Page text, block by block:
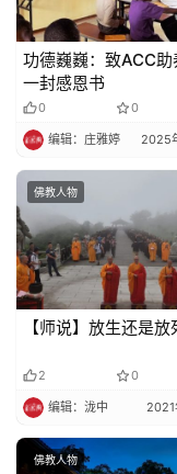
功德巍巍：致ACC助
一封感恩书​​
0 0
编辑：庄雅婷 2025
佛教人物
【师说】放生还是放
2 0
编辑：泷中 2021
佛教人物